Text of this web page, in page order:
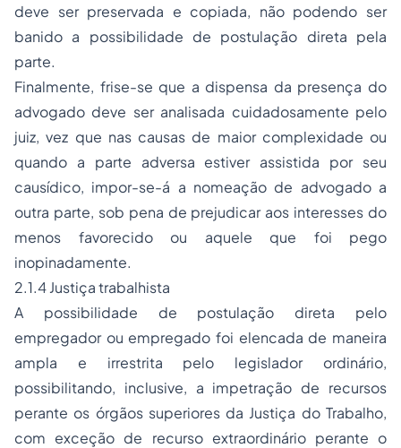
deve ser preservada e copiada, não podendo ser
banido a possibilidade de postulação direta pela
parte.
Finalmente, frise-se que a dispensa da presença do
advogado deve ser analisada cuidadosamente pelo
juiz, vez que nas causas de maior complexidade ou
quando a parte adversa estiver assistida por seu
causídico, impor-se-á a nomeação de advogado a
outra parte, sob pena de prejudicar aos interesses do
menos favorecido ou aquele que foi pego
inopinadamente.
2.1.4 Justiça trabalhista
A possibilidade de postulação direta pelo
empregador ou empregado foi elencada de maneira
ampla e irrestrita pelo legislador ordinário,
possibilitando, inclusive, a impetração de recursos
perante os órgãos superiores da Justiça do Trabalho,
com exceção de recurso extraordinário perante o